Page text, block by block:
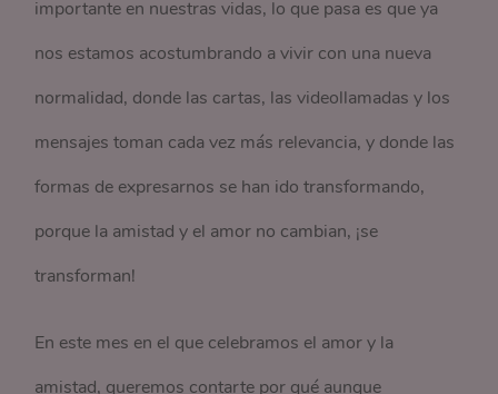
importante en nuestras vidas, lo que pasa es que ya
nos estamos acostumbrando a vivir con una nueva
normalidad, donde las cartas, las videollamadas y los
mensajes toman cada vez más relevancia, y donde las
formas de expresarnos se han ido transformando,
porque la amistad y el amor no cambian, ¡se
transforman!
En este mes en el que celebramos el amor y la
amistad, queremos contarte por qué aunque